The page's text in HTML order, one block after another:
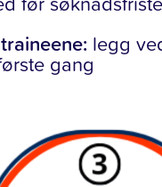
legg
gang